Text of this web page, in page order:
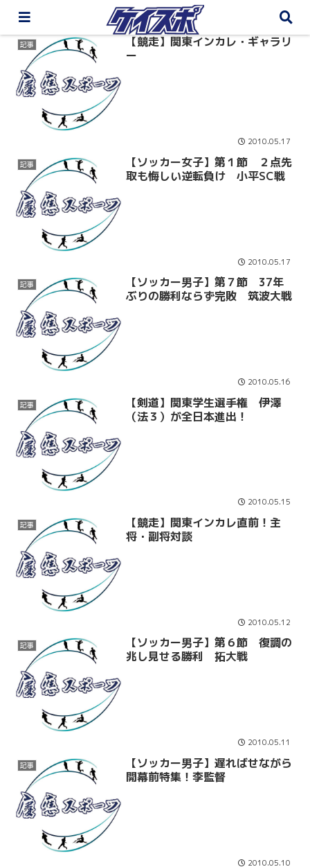
記事
【競走】関東インカレ・ギャラリ
ー
2010.05.17
記事
【ソッカー女子】第１節 ２点先
取も悔しい逆転負け 小平SC戦
2010.05.17
記事
【ソッカー男子】第７節 37年
ぶりの勝利ならず完敗 筑波大戦
2010.05.16
記事
【剣道】関東学生選手権 伊澤
（法３）が全日本進出！
2010.05.15
記事
【競走】関東インカレ直前！主
将・副将対談
2010.05.12
記事
【ソッカー男子】第６節 復調の
兆し見せる勝利 拓大戦
2010.05.11
記事
【ソッカー男子】遅ればせながら
開幕前特集！李監督
2010.05.10